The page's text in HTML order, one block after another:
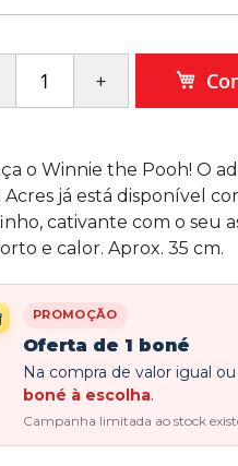
o Winnie the Pooh! O
Acres já está disponível
cativante com o seu
e calor. Aprox. 35 cm.
PROMOÇÃO
Oferta de 1 boné
Na compra de valor igual
boné à escolha.
Campanha limitada ao stock